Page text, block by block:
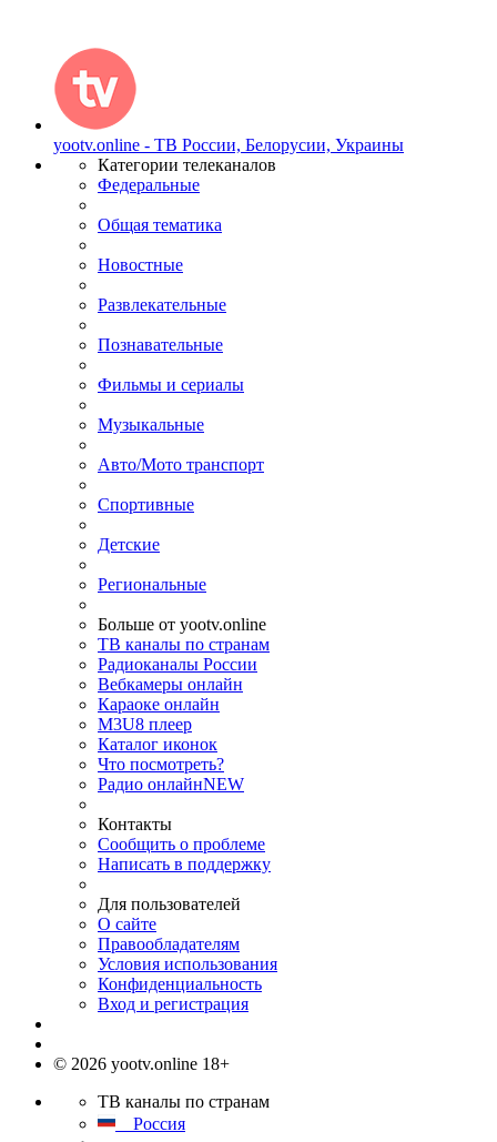
yootv.online - ТВ России, Белорусии, Украины
Категории телеканалов
Федеральные
Общая тематика
Новостные
Развлекательные
Познавательные
Фильмы и сериалы
Музыкальные
Авто/Мото транспорт
Спортивные
Детские
Региональные
Больше от yootv.online
ТВ каналы по странам
Радиоканалы России
Вебкамеры онлайн
Караоке онлайн
M3U8 плеер
Каталог иконок
Что посмотреть?
Радио онлайнNEW
Контакты
Сообщить о проблеме
Написать в поддержку
Для пользователей
О сайте
Правообладателям
Условия использования
Конфиденциальность
Вход и регистрация
© 2026 yootv.online 18+
ТВ каналы по странам
Россия